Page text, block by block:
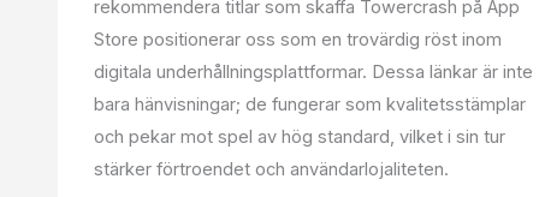
rekommendera titlar som skaffa Towercrash på App
Store positionerar oss som en trovärdig röst inom
digitala underhållningsplattformar. Dessa länkar är inte
bara hänvisningar; de fungerar som kvalitetsstämplar
och pekar mot spel av hög standard, vilket i sin tur
stärker förtroendet och användarlojaliteten.